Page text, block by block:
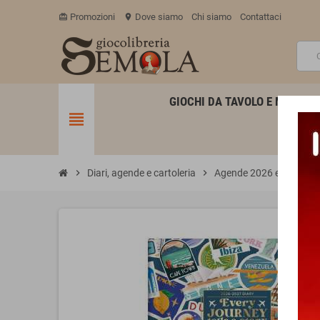
card_giftcard Promozioni location_on Dove siamo Chi siamo Contattaci
view_headline
GIOCHI DA TAVOLO E
chevron_right Diari, agende e cartoleria chevron_right Agende 2026 e 2027